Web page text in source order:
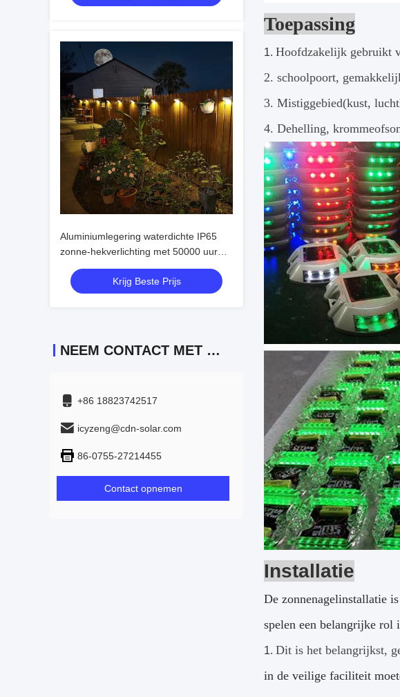
Aluminiumlegering waterdichte IP65
zonne-hekverlichting met 50000 uur
levensduur en 2V ingangsspanning
Krijg Beste Prijs
NEEM CONTACT MET ONS OP
+86 18823742517
icyzeng@cdn-solar.com
86-0755-27214455
Contact opnemen
Toepassing
1. Hoofdzakelijk gebruikt
2. schoolpoort,
3. Mistiggebied(kust,
4. Dehelling,
Installatie
De zonnenagelinstallatie
spelen een belangrijke rol
1. Dit is het belangrijkst,
in de veilige faciliteit